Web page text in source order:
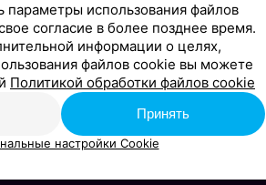
использования файлов
согласие в более позднее время.
информации о целях,
файлов cookie вы можете
Политикой обработки файлов cookie
Принять
настройки Cookie